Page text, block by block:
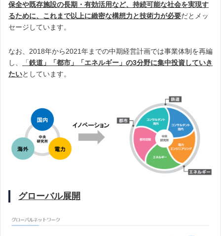
保全や既存施設の長期・有効活用など、持続可能な社会を実現す
るために、これまで以上に緻密な構想力と技術力が必要だとメッ
セージしています。
なお、2018年から2021年までの中期経営計画では事業体制を再編
し、
「鉄道」「都市」「エネルギー」の3分野に集中投資していき
たいとしています。
グローバル展開